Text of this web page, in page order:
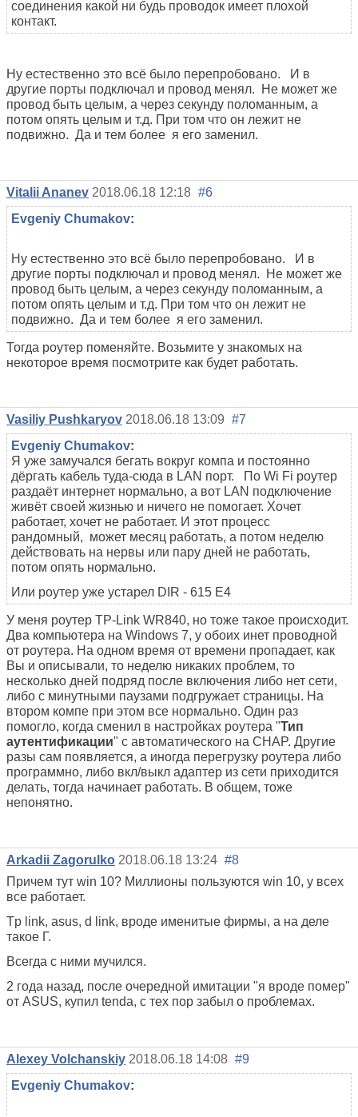
соединения какой ни будь проводок имеет плохой
контакт.
Ну естественно это всё было перепробовано. И в
другие порты подключал и провод менял. Не может же
провод быть целым, а через секунду поломанным, а
потом опять целым и т.д. При том что он лежит не
подвижно. Да и тем более я его заменил.
Vitalii Ananev 2018.06.18 12:18 #6
Evgeniy Chumakov:
Ну естественно это всё было перепробовано. И в
другие порты подключал и провод менял. Не может же
провод быть целым, а через секунду поломанным, а
потом опять целым и т.д. При том что он лежит не
подвижно. Да и тем более я его заменил.
Тогда роутер поменяйте. Возьмите у знакомых на
некоторое время посмотрите как будет работать.
Vasiliy Pushkaryov 2018.06.18 13:09 #7
Evgeniy Chumakov:
Я уже замучался бегать вокруг компа и постоянно
дёргать кабель туда-сюда в LAN порт. По Wi Fi роутер
раздаёт интернет нормально, а вот LAN подключение
живёт своей жизнью и ничего не помогает. Хочет
работает, хочет не работает. И этот процесс
рандомный, может месяц работать, а потом неделю
действовать на нервы или пару дней не работать,
потом опять нормально.
Или роутер уже устарел DIR - 615 E4
У меня роутер TP-Link WR840, но тоже такое происходит.
Два компьютера на Windows 7, у обоих инет проводной
от роутера. На одном время от времени пропадает, как
Вы и описывали, то неделю никаких проблем, то
несколько дней подряд после включения либо нет сети,
либо с минутными паузами подгружает страницы. На
втором компе при этом все нормально. Один раз
помогло, когда сменил в настройках роутера "Тип
аутентификации" с автоматического на CHAP. Другие
разы сам появляется, а иногда перегрузку роутера либо
программно, либо вкл/выкл адаптер из сети приходится
делать, тогда начинает работать. В общем, тоже
непонятно.
Arkadii Zagorulko 2018.06.18 13:24 #8
Причем тут win 10? Миллионы пользуются win 10, у всех
все работает.
Tp link, asus, d link, вроде именитые фирмы, а на деле
такое Г.
Всегда с ними мучился.
2 года назад, после очередной имитации "я вроде помер"
от ASUS, купил tenda, c тех пор забыл о проблемах.
Alexey Volchanskiy 2018.06.18 14:08 #9
Evgeniy Chumakov: